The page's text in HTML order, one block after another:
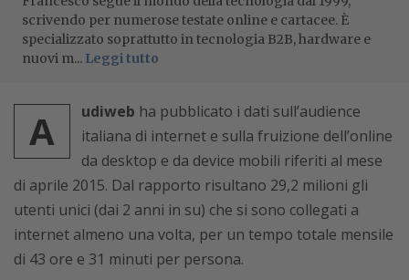
scrivendo per numerose testate online e cartacee. È
specializzato soprattutto in tecnologia B2B, hardware e
nuovi m... Leggi tutto
A udiweb ha pubblicato i dati sull’audience
italiana di internet e sulla fruizione dell’online
da desktop e da device mobili riferiti al mese
di aprile 2015. Dal rapporto risultano 29,2 milioni gli
utenti unici (dai 2 anni in su) che si sono collegati a
internet almeno una volta, per un tempo totale mensile
di 43 ore e 31 minuti per persona.